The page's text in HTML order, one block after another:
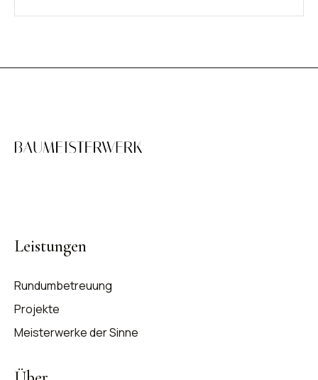
Leistungen
Rundumbetreuung
Projekte
Meisterwerke der Sinne